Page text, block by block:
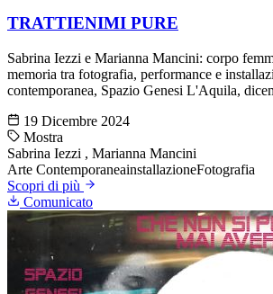
TRATTIENIMI PURE
Sabrina Iezzi e Marianna Mancini: corpo
memoria tra fotografia, performance e
contemporanea, Spazio Genesi L'Aquila,
19 Dicembre 2024
Mostra
Sabrina Iezzi , Marianna Mancini
Arte ContemporaneainstallazioneFotografia
Scopri di più
Comunicato